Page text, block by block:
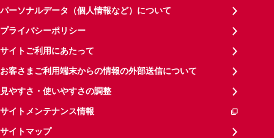
パーソナルデータ（個人情報など）について
プライバシーポリシー
サイトご利用にあたって
お客さまご利用端末からの情報の外部送信について
見やすさ・使いやすさの調整
サイトメンテナンス情報
サイトマップ